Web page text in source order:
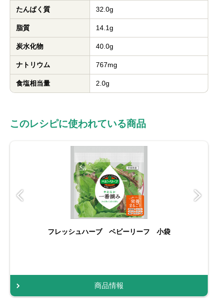
たんぱく質 32.0g
脂質 14.1g
炭水化物 40.0g
ナトリウム 767mg
食塩相当量 2.0g
このレシピに使われている商品
フレッシュハーブ ベビーリーフ 小袋
商品情報